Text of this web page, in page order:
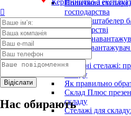
Поличкові стелажі
господарства
Електроштабелер
господарстві
Ремонт
Кара
Палетні стелажі:
складу
Як правильно
Склад Плюс
складу
Стелажі для
Керівництво з

Нас обирають